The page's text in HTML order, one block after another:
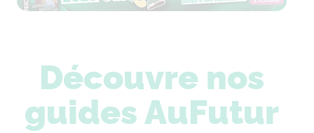
Découvre nos
guides AuFutur